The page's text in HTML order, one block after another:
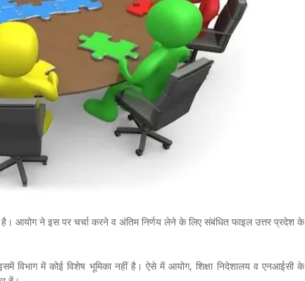
आयोग ने इस पर चर्चा करने व अंतिम निर्णय लेने के लिए संबंधित फाइल उत्तर प्रदेश के
विभाग में कोई विशेष भूमिका नहीं है। ऐसे में आयोग, शिक्षा निदेशालय व एनआईसी के